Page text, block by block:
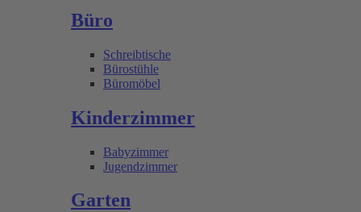
Büro
Schreibtische
Bürostühle
Büromöbel
Kinderzimmer
Babyzimmer
Jugendzimmer
Garten